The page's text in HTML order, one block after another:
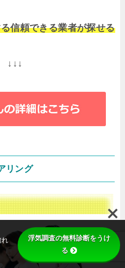
信頼できる業者が探せる
↓↓↓
リング
れ
浮気調査の無料診断をうけ
る